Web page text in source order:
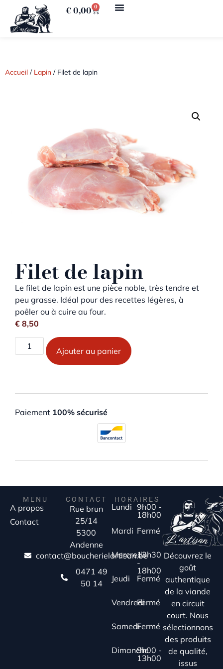
€0,00 0
Accueil / Lapin / Filet de lapin
Filet de lapin
Le filet de lapin est une pièce noble, très tendre et
peu grasse. Idéal pour des recettes légères, à
poêler ou à cuire au four.
€ 8,50
Ajouter au panier
Paiement 100% sécurisé
Découvrez le
goût
authentique
de la viande
en circuit
court. Nous
sélectionnons
des produits
de qualité,
issus
HORAIRES
Lundi 9h00 -
18h00
Mardi Fermé
Mercredi13h30
-
18h00
Jeudi
Fermé
VendrediFermé
SamediFermé
Dimanche9h00 -
13h00
MENU
A propos
Contact
CONTACT
Rue brun
25/14
5300
Andenne
contact@boucherielartisan.be
0471 49
50 14